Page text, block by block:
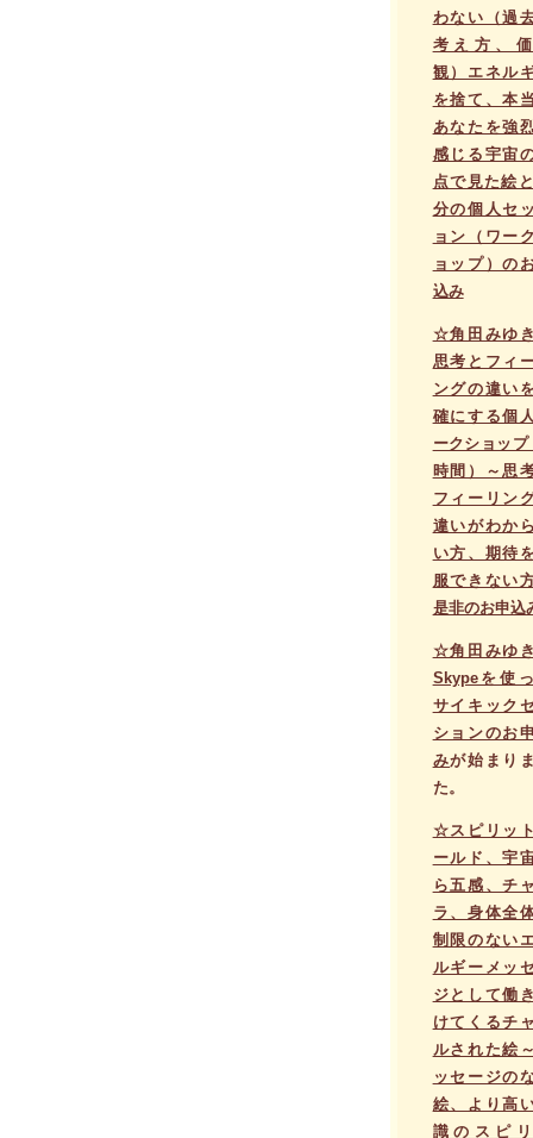
わない（過
考え方、
観）エネル
を捨て、本
あなたを強
感じる宇宙
点で見た絵
分の個人セ
ョン（ワー
ョップ）の
込み
☆角田みゆ
思考とフィ
ングの違い
確にする個
ークショップ
時間）～思
フィーリン
違いがわか
い方、期待
服できない
是非のお申込
☆角田みゆ
Skypeを使
サイキック
ションのお
みが始まり
た。
☆スピリッ
ールド、宇
ら五感、チ
ラ、身体全
制限のない
ルギーメッ
ジとして働
けてくるチ
ルされた絵
ッセージの
絵、より高
識のスピ